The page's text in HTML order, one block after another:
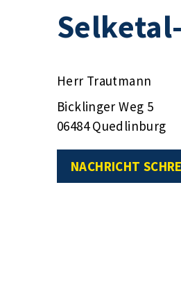
Herr Trautmann
Bicklinger Weg 5
06484 Quedlinburg
NACHRICHT